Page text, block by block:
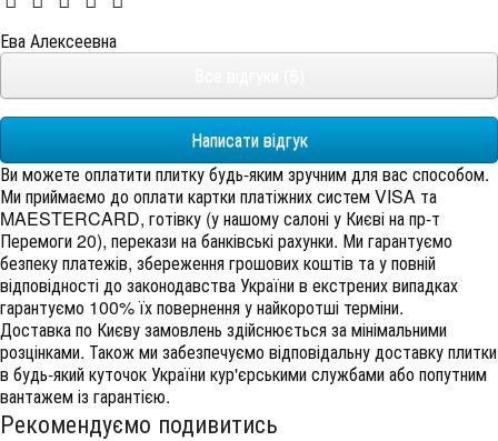
Ева Алексеевна
Написати відгук
Ви можете оплатити плитку будь-яким зручним для вас способом.
Ми приймаємо до оплати картки платіжних систем VISA та
MAESTERCARD, готівку (у нашому салоні у Києві на пр-т
Перемоги 20), перекази на банківські рахунки. Ми гарантуємо
безпеку платежів, збереження грошових коштів та у повній
відповідності до законодавства України в екстрених випадках
гарантуємо 100% їх повернення у найкоротші терміни.
Доставка по Києву замовлень здійснюється за мінімальними
розцінками. Також ми забезпечуємо відповідальну доставку плитки
в будь-який куточок України кур'єрськими службами або попутним
вантажем із гарантією.
Рекомендуємо подивитись